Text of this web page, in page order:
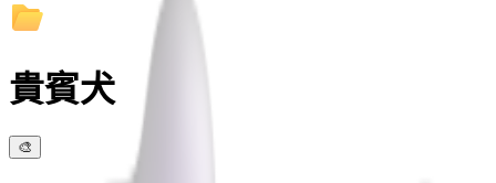
貴賓犬
🎨